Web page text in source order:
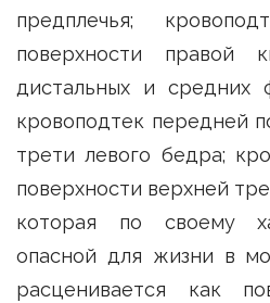
предплечья;
поверхности правой
дистальных и средних
кровоподтек передней
трети левого бедра;
поверхности верхней
которая по своему
опасной для жизни в
расценивается как